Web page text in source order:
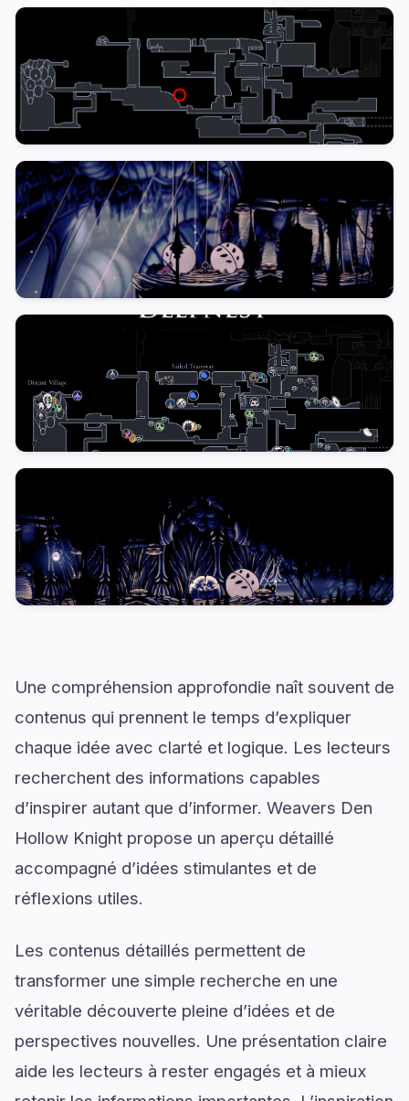
Une compréhension approfondie naît souvent de
contenus qui prennent le temps d’expliquer
chaque idée avec clarté et logique. Les lecteurs
recherchent des informations capables
d’inspirer autant que d’informer. Weavers Den
Hollow Knight propose un aperçu détaillé
accompagné d’idées stimulantes et de
réflexions utiles.
Les contenus détaillés permettent de
transformer une simple recherche en une
véritable découverte pleine d’idées et de
perspectives nouvelles. Une présentation claire
aide les lecteurs à rester engagés et à mieux